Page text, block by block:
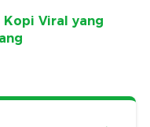
Viral yang